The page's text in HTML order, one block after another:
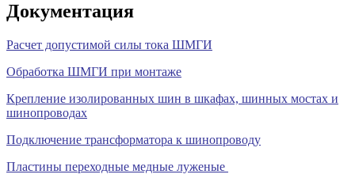
Документация
Расчет допустимой силы тока ШМГИ
Обработка ШМГИ при монтаже
Крепление изолированных шин в шкафах, шинных мостах и
шинопроводах
Подключение трансформатора к шинопроводу
Пластины переходные медные луженые